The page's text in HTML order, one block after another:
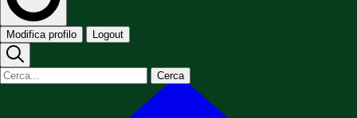
Modifica profilo Logout
Cerca